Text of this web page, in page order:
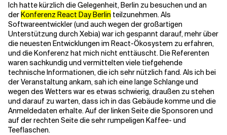
Ich hatte kürzlich die Gelegenheit, Berlin zu besuchen und an
derKonferenz React Day Berlin teilzunehmen. Als
Softwareentwickler (und auch wegen der großartigen
Unterstützung durch Xebia) war ich gespannt darauf, mehr über
die neuesten Entwicklungen im React-Ökosystem zu erfahren,
und die Konferenz hat mich nicht enttäuscht. Die Referenten
waren sachkundig und vermittelten viele tiefgehende
technische Informationen, die ich sehr nützlich fand. Als ich bei
der Veranstaltung ankam, sah ich eine lange Schlange und
wegen des Wetters war es etwas schwierig, draußen zu stehen
und darauf zu warten, dass ich in das Gebäude komme und die
Anmeldedaten erhalte. Auf der linken Seite die Sponsoren und
auf der rechten Seite die sehr rumpeligen Kaffee- und
Teeflaschen.